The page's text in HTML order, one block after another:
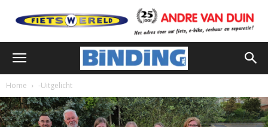
Home -Uitgelicht